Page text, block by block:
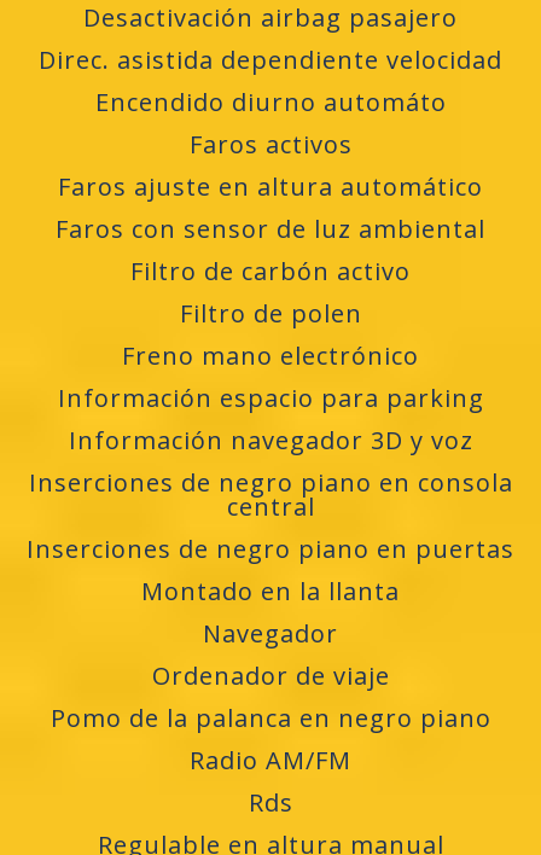
Desactivación airbag pasajero
Direc. asistida dependiente velocidad
Encendido diurno automáto
Faros activos
Faros ajuste en altura automático
Faros con sensor de luz ambiental
Filtro de carbón activo
Filtro de polen
Freno mano electrónico
Información espacio para parking
Información navegador 3D y voz
Inserciones de negro piano en consola
central
Inserciones de negro piano en puertas
Montado en la llanta
Navegador
Ordenador de viaje
Pomo de la palanca en negro piano
Radio AM/FM
Rds
Regulable en altura manual